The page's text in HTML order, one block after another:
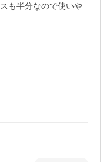
も半分なので使いや